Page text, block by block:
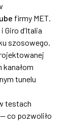
firmy MET.
Giro d’Italia
szosowego.
tunelu
testach
co pozwoliło